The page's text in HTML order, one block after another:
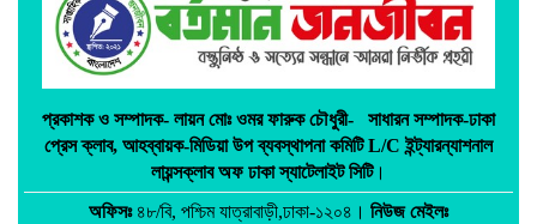
প্রকাশক ও সম্পাদক- লায়ন মোঃ ওমর ফারুক চৌধুরী-
সাধারন সম্পাদক-ঢাকা
প্রেস ক্লাব, আহব্বায়ক-মিডিয়া উপ ব্যবস্থাপনা কমিটি L/C ইন্ট্যারন্যাশনাল
লায়ন্সক্লাব অফ ঢাকা স্যাটেলাইট সিটি।
অফিসঃ৪৮/বি, পশ্চিম যাত্রাবাড়ী,ঢাকা-১২০৪। নিউজ মেইলঃ